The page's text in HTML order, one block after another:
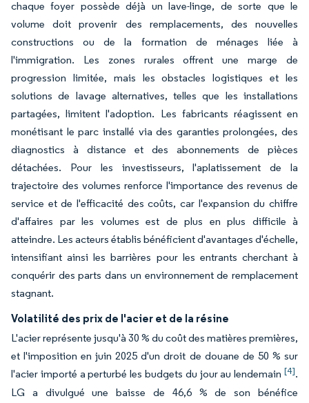
chaque foyer possède déjà un lave-linge, de sorte que le
volume doit provenir des remplacements, des nouvelles
constructions ou de la formation de ménages liée à
l'immigration. Les zones rurales offrent une marge de
progression limitée, mais les obstacles logistiques et les
solutions de lavage alternatives, telles que les installations
partagées, limitent l'adoption. Les fabricants réagissent en
monétisant le parc installé via des garanties prolongées, des
diagnostics à distance et des abonnements de pièces
détachées. Pour les investisseurs, l'aplatissement de la
trajectoire des volumes renforce l'importance des revenus de
service et de l'efficacité des coûts, car l'expansion du chiffre
d'affaires par les volumes est de plus en plus difficile à
atteindre. Les acteurs établis bénéficient d'avantages d'échelle,
intensifiant ainsi les barrières pour les entrants cherchant à
conquérir des parts dans un environnement de remplacement
stagnant.
Volatilité des prix de l'acier et de la résine
L'acier représente jusqu'à 30 % du coût des matières premières,
et l'imposition en juin 2025 d'un droit de douane de 50 % sur
l'acier importé a perturbé les budgets du jour au lendemain [4].
LG a divulgué une baisse de 46,6 % de son bénéfice